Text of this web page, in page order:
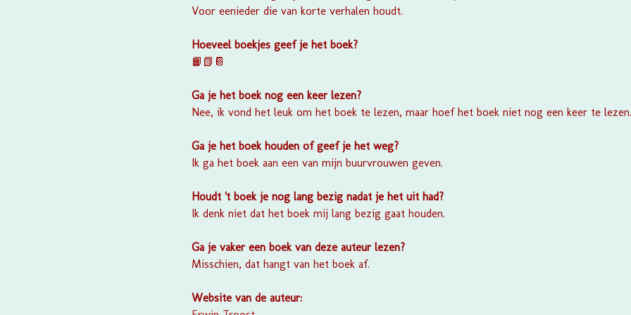
Voor eenieder die van korte verhalen houdt.
Hoeveel boekjes geef je het boek?
📙📗📔
Ga je het boek nog een keer lezen?
Nee, ik vond het leuk om het boek te lezen, maar hoef het boek niet nog een keer te lezen.
Ga je het boek houden of geef je het weg?
Ik ga het boek aan een van mijn buurvrouwen geven.
Houdt 't boek je nog lang bezig nadat je het uit had?
Ik denk niet dat het boek mij lang bezig gaat houden.
Ga je vaker een boek van deze auteur lezen?
Misschien, dat hangt van het boek af.
Website van de auteur: